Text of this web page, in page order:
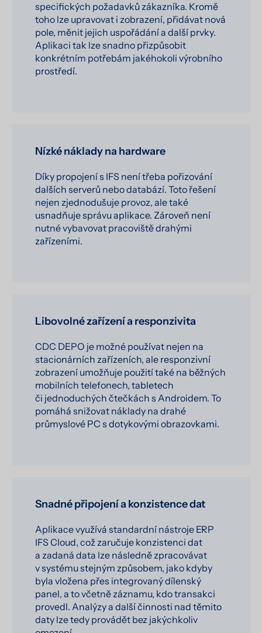
specifických požadavků zákazníka. Kromě
toho lze upravovat i zobrazení, přidávat nová
pole, měnit jejich uspořádání a další prvky.
Aplikaci tak lze snadno přizpůsobit
konkrétním potřebám jakéhokoli výrobního
prostředí.
Nízké náklady na hardware
Díky propojení s IFS není třeba pořizování
dalších serverů nebo databází. Toto řešení
nejen zjednodušuje provoz, ale také
usnadňuje správu aplikace. Zároveň není
nutné vybavovat pracoviště drahými
zařízeními.
Libovolné zařízení a responzivita
CDC DEPO je možné používat nejen na
stacionárních zařízeních, ale responzivní
zobrazení umožňuje použití také na běžných
mobilních telefonech, tabletech
či jednoduchých čtečkách s Androidem. To
pomáhá snižovat náklady na drahé
průmyslové PC s dotykovými obrazovkami.
Snadné připojení a konzistence dat
Aplikace využívá standardní nástroje ERP
IFS Cloud, což zaručuje konzistenci dat
a zadaná data lze následně zpracovávat
v systému stejným způsobem, jako kdyby
byla vložena přes integrovaný dílenský
panel, a to včetně záznamu, kdo transakci
provedl. Analýzy a další činnosti nad těmito
daty lze tedy provádět bez jakýchkoliv